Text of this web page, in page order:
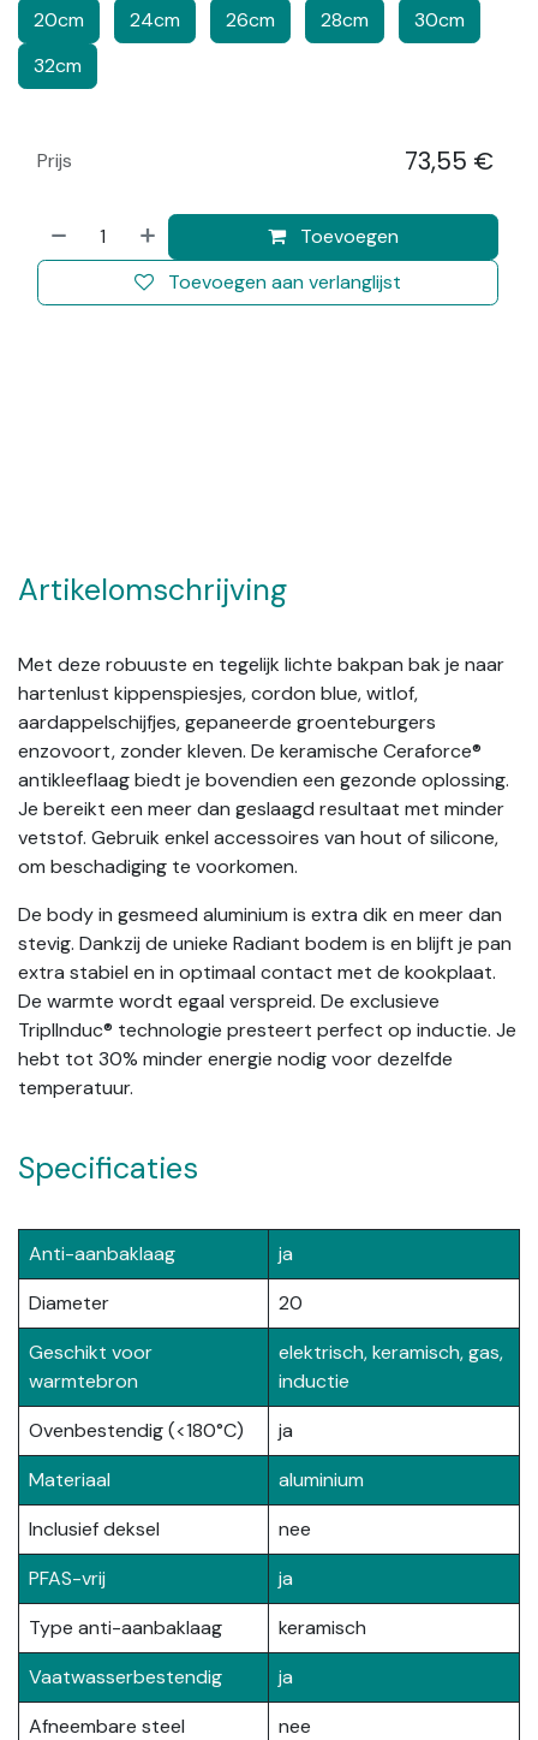
20cm 24cm 26cm 28cm 30cm
32cm
Toevoegen
Toevoegen aan verlanglijst
Prijs 73,55 €
Artikelomschrijving
Met deze robuuste en tegelijk lichte bakpan bak je naar
hartenlust kippenspiesjes, cordon blue, witlof,
aardappelschijfjes, gepaneerde groenteburgers
enzovoort, zonder kleven. De keramische Ceraforce®
antikleeflaag biedt je bovendien een gezonde oplossing.
Je bereikt een meer dan geslaagd resultaat met minder
vetstof. Gebruik enkel accessoires van hout of silicone,
om beschadiging te voorkomen.
De body in gesmeed aluminium is extra dik en meer dan
stevig. Dankzij de unieke Radiant bodem is en blijft je pan
extra stabiel en in optimaal contact met de kookplaat.
De warmte wordt egaal verspreid. De exclusieve
TriplInduc® technologie presteert perfect op inductie. Je
hebt tot 30% minder energie nodig voor dezelfde
temperatuur.
Specificaties
Anti-aanbaklaag
ja
Diameter
20
Geschikt voor
warmtebron
elektrisch, keramisch, gas,
inductie
Ovenbestendig (<180°C)
ja
Materiaal
aluminium
Inclusief deksel
nee
PFAS-vrij
ja
Type anti-aanbaklaag
keramisch
Vaatwasserbestendig
ja
Afneembare steel
nee